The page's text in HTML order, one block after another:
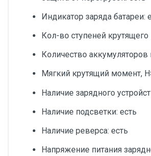
Индикатор заряда батареи:
Кол-во ступеней
Количество аккумуляторов
Мягкий крутящий момент,
Наличие зарядного
Наличие подсветки: есть
Наличие реверса: есть
Напряжение питания